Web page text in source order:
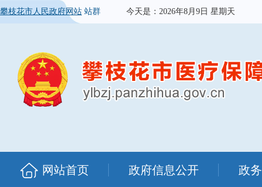
攀枝花市人民政府网站 站群 今天是： 2026年8月9日 星期天
网站首页 政府信息公开 政